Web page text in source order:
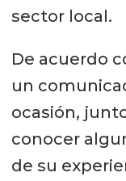
sector local.
De acuerdo
un
ocasión,
conocer
de su